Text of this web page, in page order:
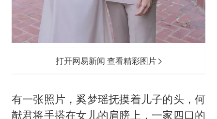
打开网易新闻 查看精彩图片
有一张照片，奚梦瑶抚摸着儿子的头，何
猷君将手搭在女儿的肩膀上，一家四口的